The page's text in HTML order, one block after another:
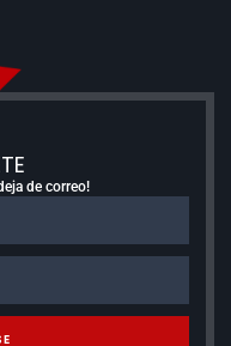
de correo!